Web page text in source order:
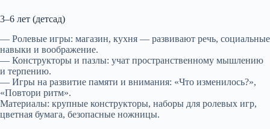
3–6 лет (детсад)
— Ролевые игры: магазин, кухня — развивают речь, социальные
навыки и воображение.
— Конструкторы и пазлы: учат пространственному мышлению
и терпению.
— Игры на развитие памяти и внимания: «Что изменилось?»,
«Повтори ритм».
Материалы: крупные конструкторы, наборы для ролевых игр,
цветная бумага, безопасные ножницы.